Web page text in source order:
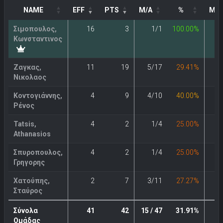
NAME EFF PTS M/A % M/A
Σιμοπουλος,
Κωνσταντινος
16 3 1/1 100.00%
Ζαγκας,
Νικολαος
11 19 5/17 29.41%
Κοντογιάννης,
Ρένος
4 9 4/10 40.00%
Tatsis,
Athanasios
4 2 1/4 25.00%
Σπυροπουλος,
Γρηγορης
4 2 1/4 25.00%
Χατούπης,
Σταύρος
2 7 3/11 27.27%
Σύνολα
Ομάδας
41 42 15 / 47 31.91%